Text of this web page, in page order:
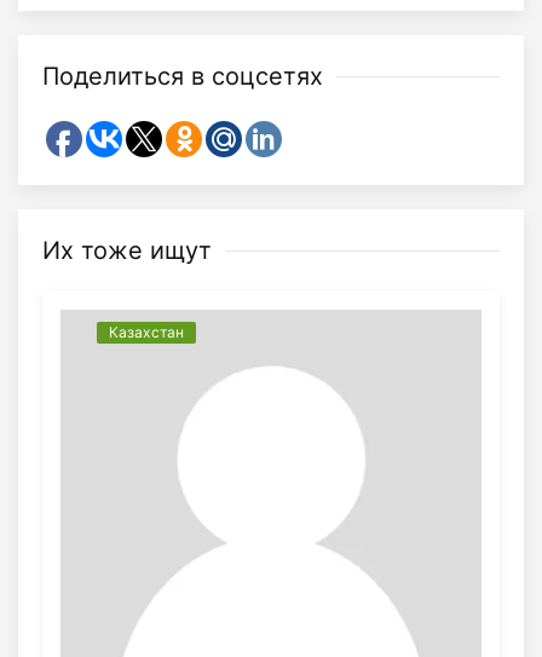
Поделиться в соцсетях
Их тоже ищут
Казахстан